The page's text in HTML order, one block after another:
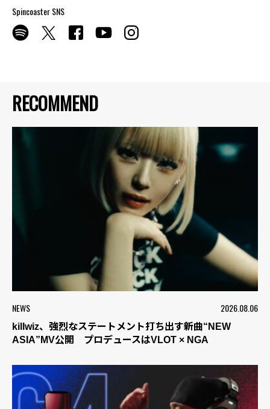
RECOMMEND
NEWS 2026.08.06
killwiz、強烈なステートメント打ち出す新曲“NEW
ASIA”MV公開 プロデュースはVLOT × NGA
Spincoaster SNS